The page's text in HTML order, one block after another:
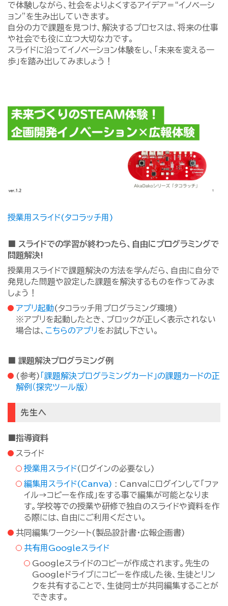
で体験しながら、社会をよりよくするアイデア＝“イノベーシ
ョン”を生み出していきます。
自分の力で課題を見つけ、解決するプロセスは、将来の仕事
や社会でも役に立つ大切な力です。
スライドに沿ってイノベーション体験をし、「未来を変える一
歩」を踏み出してみましょう！
授業用スライド(タコラッチ用)
■ スライドでの学習が終わったら、自由にプログラミングで
問題解決!
授業用スライドで課題解決の方法を学んだら、自由に自分で
発見した問題や設定した課題を解決するものを作ってみま
しょう！
アプリ起動(タコラッチ用プログラミング環境)
※アプリを起動したとき、ブロックが正しく表示されない
場合は、 こちらのアプリをお試し下さい。
■ 課題解決プログラミング例
(参考)
「課題解決プログラミングカード」の課題カードの正
解例（探究ツール版）
先生へ
■指導資料
スライド
授業用スライド(ログインの必要なし)
編集用スライド(Canva) : Canvaにログインして「ファ
イル→コピーを作成」をする事で編集が可能となりま
す。学校等での授業や研修で独自のスライドや資料を作
る際には、自由にご利用ください。
共同編集ワークシート(製品設計書・広報企画書)
共有用Googleスライド
Googleスライドのコピーが作成されます。先生の
Googleドライブにコピーを作成した後、生徒とリン
クを共有することで、生徒同士が共同編集することが
できます。